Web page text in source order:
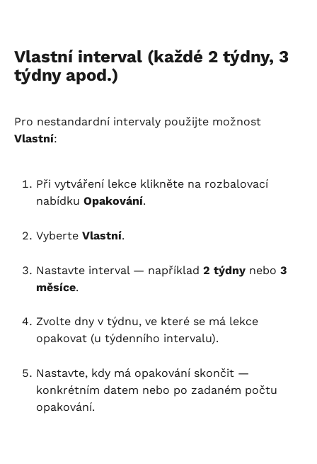
Vlastní interval (každé 2 týdny, 3
týdny apod.)
Pro nestandardní intervaly použijte možnost
Vlastní:
Při vytváření lekce klikněte na rozbalovací
nabídku Opakování.
Vyberte Vlastní.
Nastavte interval — například 2 týdny nebo 3
měsíce.
Zvolte dny v týdnu, ve které se má lekce
opakovat (u týdenního intervalu).
Nastavte, kdy má opakování skončit —
konkrétním datem nebo po zadaném počtu
opakování.